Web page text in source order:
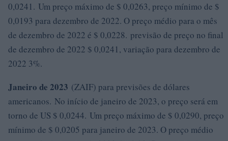
0,0241. Um preço máximo de $ 0,0263, preço mínimo de $
0,0193 para dezembro de 2022. O preço médio para o mês
de dezembro de 2022 é $ 0,0228. previsão de preço no final
de dezembro de 2022 $ 0,0241, variação para dezembro de
2022 3%.
Janeiro de 2023 (ZAIF) para previsões de dólares
americanos. No início de janeiro de 2023, o preço será em
torno de US $ 0,0244. Um preço máximo de $ 0,0290, preço
mínimo de $ 0,0205 para janeiro de 2023. O preço médio